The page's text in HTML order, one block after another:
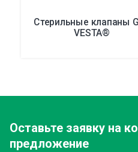
Стерильные клапаны
VESTA®
Оставьте заявку на
предложение